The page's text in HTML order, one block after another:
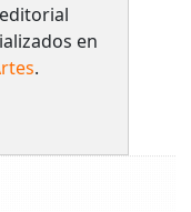
en
.